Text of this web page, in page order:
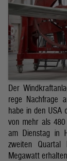
Der
rege Nachfrage
habe in den USA
von mehr als
am Dienstag in
zweiten
Megawatt erhalten.